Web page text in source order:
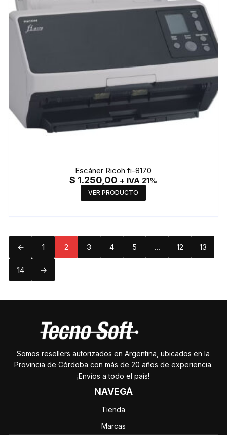
Escáner Ricoh fi-8170
$ 1.250,00 + IVA 21%
VER PRODUCTO
← 1 2 3 4 5 … 12 13
14 →
Somos resellers autorizados en Argentina, ubicados en la
Provincia de Córdoba con más de 20 años de experiencia.
¡Envíos a todo el país!
NAVEGÁ
Tienda
Marcas